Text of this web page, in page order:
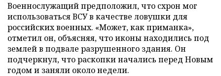
Военнослужащий предположил, что схрон мог
использоваться ВСУ в качестве ловушки для
российских военных. «Может, как приманка»,
отметил он, объясняя, что иконы находились под
землей в подвале разрушенного здания. Он
подчеркнул, что раскопки начались перед Новым
годом и заняли около недели.